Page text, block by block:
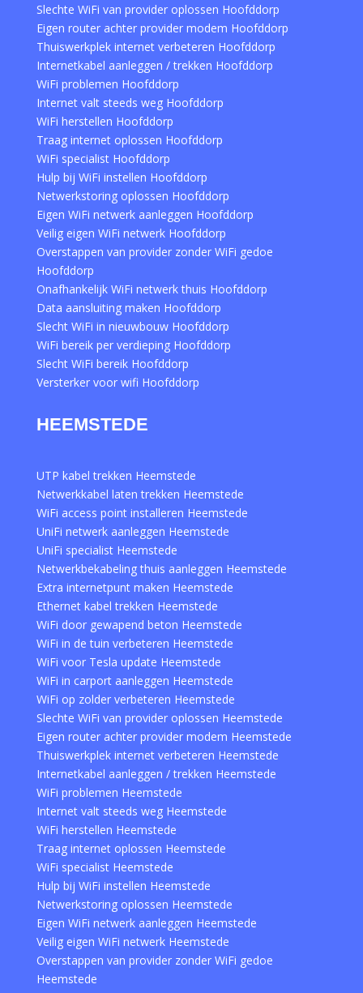
Slechte WiFi van provider oplossen Hoofddorp
Eigen router achter provider modem Hoofddorp
Thuiswerkplek internet verbeteren Hoofddorp
Internetkabel aanleggen / trekken Hoofddorp
WiFi problemen Hoofddorp
Internet valt steeds weg Hoofddorp
WiFi herstellen Hoofddorp
Traag internet oplossen Hoofddorp
WiFi specialist Hoofddorp
Hulp bij WiFi instellen Hoofddorp
Netwerkstoring oplossen Hoofddorp
Eigen WiFi netwerk aanleggen Hoofddorp
Veilig eigen WiFi netwerk Hoofddorp
Overstappen van provider zonder WiFi gedoe
Hoofddorp
Onafhankelijk WiFi netwerk thuis Hoofddorp
Data aansluiting maken Hoofddorp
Slecht WiFi in nieuwbouw Hoofddorp
WiFi bereik per verdieping Hoofddorp
Slecht WiFi bereik Hoofddorp
Versterker voor wifi Hoofddorp
HEEMSTEDE
UTP kabel trekken Heemstede
Netwerkkabel laten trekken Heemstede
WiFi access point installeren Heemstede
UniFi netwerk aanleggen Heemstede
UniFi specialist Heemstede
Netwerkbekabeling thuis aanleggen Heemstede
Extra internetpunt maken Heemstede
Ethernet kabel trekken Heemstede
WiFi door gewapend beton Heemstede
WiFi in de tuin verbeteren Heemstede
WiFi voor Tesla update Heemstede
WiFi in carport aanleggen Heemstede
WiFi op zolder verbeteren Heemstede
Slechte WiFi van provider oplossen Heemstede
Eigen router achter provider modem Heemstede
Thuiswerkplek internet verbeteren Heemstede
Internetkabel aanleggen / trekken Heemstede
WiFi problemen Heemstede
Internet valt steeds weg Heemstede
WiFi herstellen Heemstede
Traag internet oplossen Heemstede
WiFi specialist Heemstede
Hulp bij WiFi instellen Heemstede
Netwerkstoring oplossen Heemstede
Eigen WiFi netwerk aanleggen Heemstede
Veilig eigen WiFi netwerk Heemstede
Overstappen van provider zonder WiFi gedoe
Heemstede